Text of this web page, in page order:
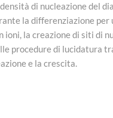
di nucleazione del
la differenziazione per
la creazione di siti di
procedure di lucidatura
e la crescita.